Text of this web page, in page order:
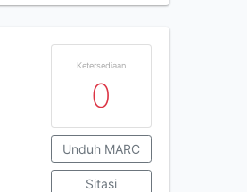
Ketersediaan
0
Unduh MARC
Sitasi